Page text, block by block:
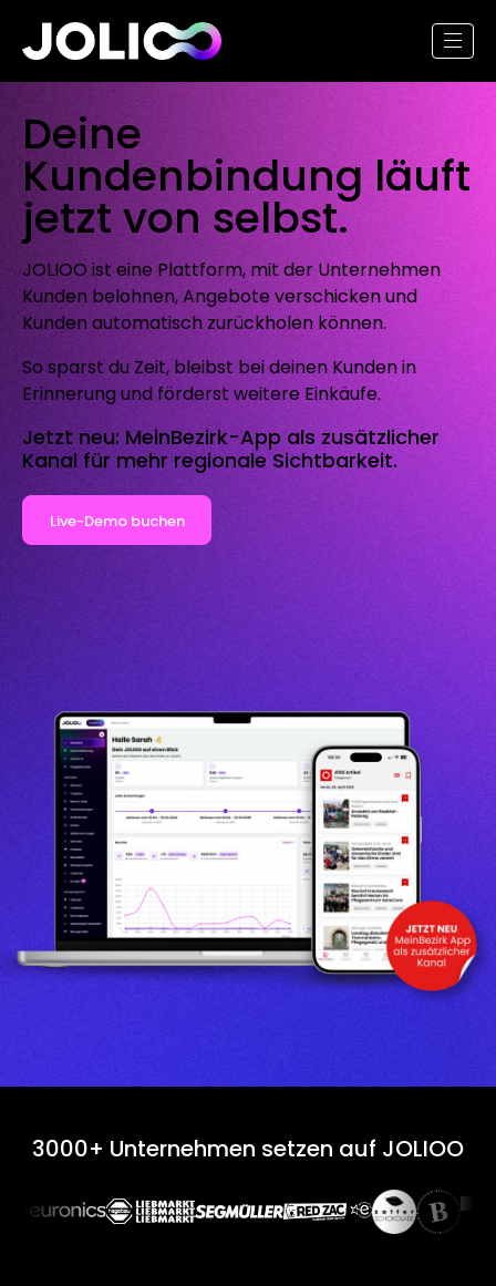
Deine
Kundenbindung läuft
jetzt von selbst.
JOLIOO ist eine Plattform, mit der Unternehmen
Kunden belohnen, Angebote verschicken und
Kunden automatisch zurückholen können.
So sparst du Zeit, bleibst bei deinen Kunden in
Erinnerung und förderst weitere Einkäufe.
Jetzt neu: MeinBezirk-App als zusätzlicher
Kanal für mehr regionale Sichtbarkeit.
Live-Demo buchen
3000+ Unternehmen setzen auf JOLIOO